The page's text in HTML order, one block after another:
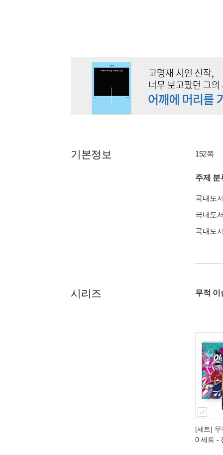
기본정보 152쪽
주제 분
국내도
국내도
국내도
시리즈 무적 이
[세트]
0 세트 -